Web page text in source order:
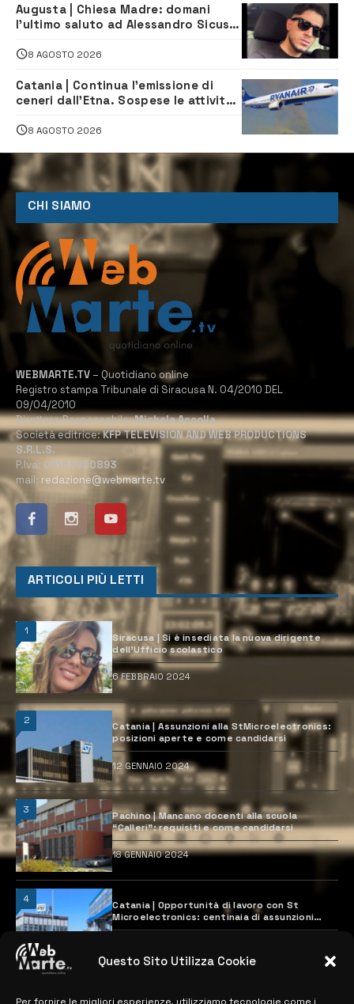
Questo Sito Utilizza Cookie
Augusta | Chiesa Madre: domani
l’ultimo saluto ad Alessandro Sicuso,
8 AGOSTO 2026
Catania | Continua l’emissione di
ceneri dall’Etna. Sospese le attività
8 AGOSTO 2026
CHI SIAMO
WEBMARTE.TV – Quotidiano online
Registro stampa Tribunale di Siracusa N. 04/2010 DEL
09/04/2010
Direttore Responsabile:Michele Accolla
Società editrice:KFP TELEVISION AND WEB PRODUCTIONS
S.R.L.S.
P.Iva: 02184950893
mail: redazione@webmarte.tv
ARTICOLI PIÙ LETTI
1
Siracusa | Si è insediata la nuova dirigente
dell’Ufficio scolastico
6 FEBBRAIO 2024
2
Catania | Assunzioni alla StMicroelectronics:
posizioni aperte e come candidarsi
12 GENNAIO 2024
3
Pachino | Mancano docenti alla scuola
“Calleri”: requisiti e come candidarsi
18 GENNAIO 2024
4
Catania | Opportunità di lavoro con St
Microelectronics: centinaia di assunzioni
previste